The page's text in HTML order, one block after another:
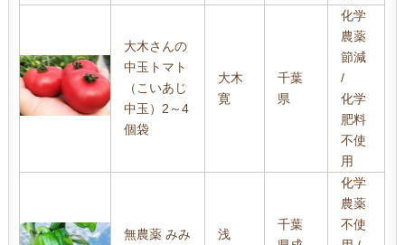
大木さんの
中玉トマト
（こいあじ
中玉）2～4
個袋
大木
寛
千葉
県
化学
農薬
節減
/
化学
肥料
不使
用
無農薬 みみ
浅
千葉
化学
農薬
不使